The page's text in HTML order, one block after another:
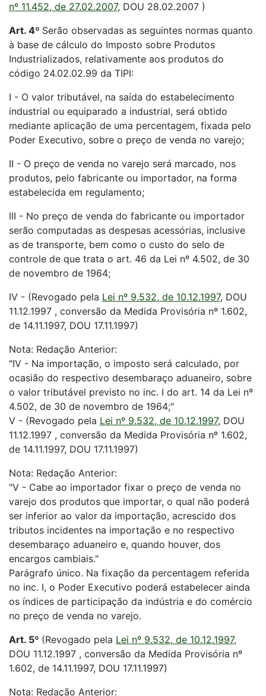
nº 11.452, de 27.02.2007, DOU 28.02.2007 )
Art. 4º Serão observadas as seguintes normas quanto
à base de cálculo do Imposto sobre Produtos
Industrializados, relativamente aos produtos do
código 24.02.02.99 da TIPI:
I - O valor tributável, na saída do estabelecimento
industrial ou equiparado a industrial, será obtido
mediante aplicação de uma percentagem, fixada pelo
Poder Executivo, sobre o preço de venda no varejo;
II - O preço de venda no varejo será marcado, nos
produtos, pelo fabricante ou importador, na forma
estabelecida em regulamento;
III - No preço de venda do fabricante ou importador
serão computadas as despesas acessórias, inclusive
as de transporte, bem como o custo do selo de
controle de que trata o art. 46 da Lei nº 4.502, de 30
de novembro de 1964;
IV - (Revogado pela Lei nº 9.532, de 10.12.1997, DOU
11.12.1997 , conversão da Medida Provisória nº 1.602,
de 14.11.1997, DOU 17.11.1997)
Nota: Redação Anterior:
"IV - Na importação, o imposto será calculado, por
ocasião do respectivo desembaraço aduaneiro, sobre
o valor tributável previsto no inc. I do art. 14 da Lei nº
4.502, de 30 de novembro de 1964;"
V - (Revogado pela Lei nº 9.532, de 10.12.1997, DOU
11.12.1997 , conversão da Medida Provisória nº 1.602,
de 14.11.1997, DOU 17.11.1997)
Nota: Redação Anterior:
"V - Cabe ao importador fixar o preço de venda no
varejo dos produtos que importar, o qual não poderá
ser inferior ao valor da importação, acrescido dos
tributos incidentes na importação e no respectivo
desembaraço aduaneiro e, quando houver, dos
encargos cambiais."
Parágrafo único. Na fixação da percentagem referida
no inc. I, o Poder Executivo poderá estabelecer ainda
os índices de participação da indústria e do comércio
no preço de venda no varejo.
Art. 5º (Revogado pela Lei nº 9.532, de 10.12.1997,
DOU 11.12.1997 , conversão da Medida Provisória nº
1.602, de 14.11.1997, DOU 17.11.1997)
Nota: Redação Anterior: